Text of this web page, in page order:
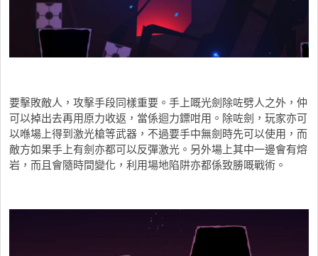
要擊敗敵人，攻擊手段同樣重要。手上嘅光劍除咗劈人之外，仲
可以掉出去再用原力收返，當係迴力鏢咁用。除咗劍，玩家亦可
以喺場上得到激光槍等武器，不過要手中無劍時先可以使用，而
敵方如果手上有劍亦都可以反彈激光。另外場上其中一邊會有熔
岩，而且會隨時間變化，利用場地陷阱亦都係致勝嘅戰術。